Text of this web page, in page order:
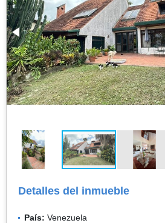
Detalles del inmueble
País: Venezuela